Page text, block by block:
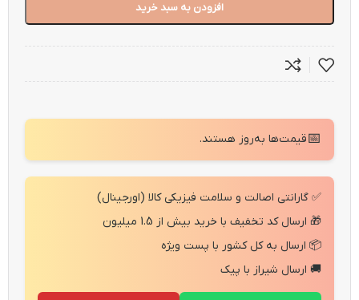
افزودن به سبد خرید
📅قیمت‌ها به‌روز هستند.
✅ گارانتی اصالت و سلامت فیزیکی کالا (اورجینال)
🎁 ارسال کد تخفیف با خرید بیش از 1.5 میلیون
📦 ارسال به کل کشور با پست ویژه
🚚 ارسال شیراز با پیک